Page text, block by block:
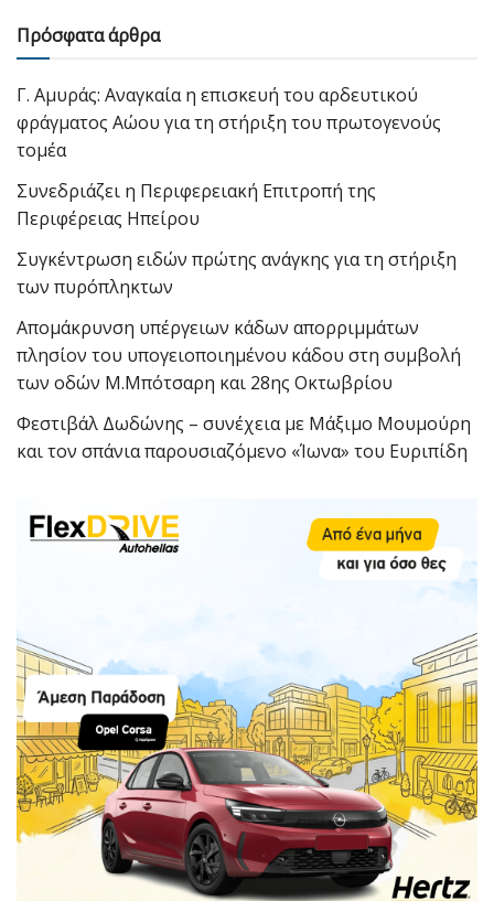
Πρόσφατα άρθρα
Γ. Αμυράς: Αναγκαία η επισκευή του αρδευτικού
φράγματος Αώου για τη στήριξη του πρωτογενούς
τομέα
Συνεδριάζει η Περιφερειακή Επιτροπή της
Περιφέρειας Ηπείρου
Συγκέντρωση ειδών πρώτης ανάγκης για τη στήριξη
των πυρόπληκτων
Απομάκρυνση υπέργειων κάδων απορριμμάτων
πλησίον του υπογειοποιημένου κάδου στη συμβολή
των οδών Μ.Μπότσαρη και 28ης Οκτωβρίου
Φεστιβάλ Δωδώνης – συνέχεια με Μάξιμο Μουμούρη
και τον σπάνια παρουσιαζόμενο «Ίωνα» του Ευριπίδη